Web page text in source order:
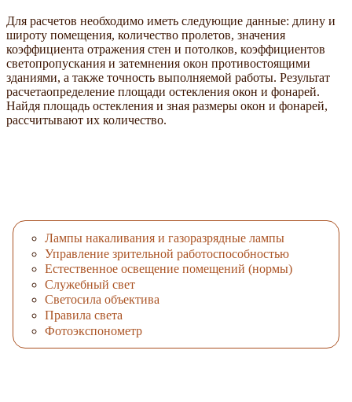
Для расчетов необходимо иметь следующие данные: длину и
широту помещения, количество пролетов, значения
коэффициента отражения стен и потолков, коэффициентов
светопропускания и затемнения окон противостоящими
зданиями, а также точность выполняемой работы. Результат
расчетаопределение площади остекления окон и фонарей.
Найдя площадь остекления и зная размеры окон и фонарей,
рассчитывают их количество.
Лампы накаливания и газоразрядные лампы
Управление зрительной работоспособностью
Естественное освещение помещений (нормы)
Служебный свет
Светосила объектива
Правила света
Фотоэкспонометр